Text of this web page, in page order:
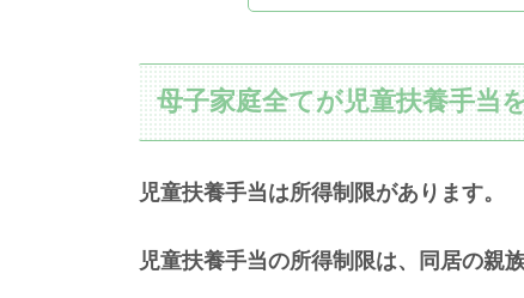
母子家庭全てが児童扶養手当
児童扶養手当は所得制限があります。
児童扶養手当の所得制限は、同居の親